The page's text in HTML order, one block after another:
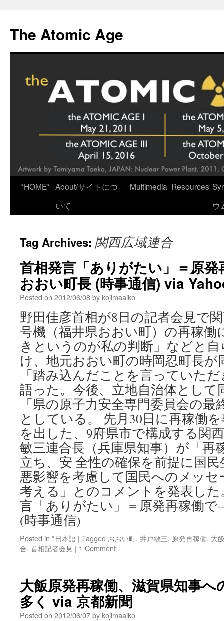
content
The Atomic Age
*HOME* About/サイトにつ
いて
Multimedia Resources
ウ
Tag Archives: 関西広域連合
首相発言「ありがたい」＝原
おおい町長 (時事通信) via
Posted on 2012/06/08by kojimaaiko
野田佳彦首相が8日の記者会見で
号機（福井県おおい町）の再稼働
きというのが私の判断」などと
け、地元おおい町の時岡忍町長が
「踏み込んだことを言っていた
語った。今後、立地自治体として
「県の原子力安全専門委員会の
としている。 先月30日に再稼働
を出した、9府県市で構成する関
敏三連合長（兵庫県知事）が「再
立ち、安 全性の確保を前提に国
悪影響を考慮して国民へのメッ
考える」とのコメントを発表し
言「ありがたい」＝原発再稼働
(時事通信)
Posted in *日本語 | Tagged おおい町, 井戸敏三, 原発再稼働, 大
合, 首相記者会見 | 1 Comment
大飯原発再稼働、滋賀県知事へ
多く via 京都新聞
Posted on 2012/06/07by kojimaaiko